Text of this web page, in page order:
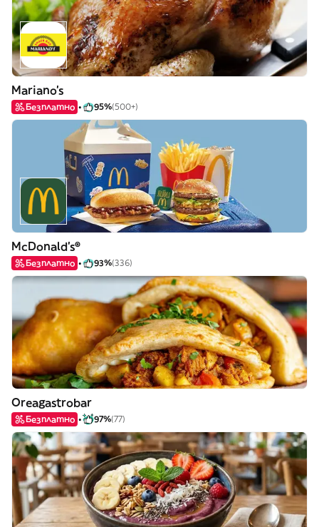
Mariano's
Безплатно 95%(500+)
McDonald's®
Безплатно 93%(336)
Oreagastrobar
Безплатно 97%(77)